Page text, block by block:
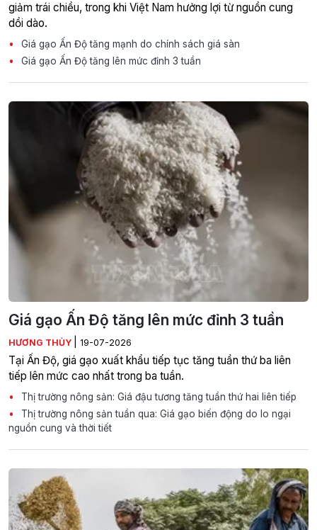
giảm trái chiều, trong khi Việt Nam hưởng lợi từ nguồn cung
dồi dào.
Giá gạo Ấn Độ tăng mạnh do chính sách giá sàn
Giá gạo Ấn Độ tăng lên mức đỉnh 3 tuần
Giá gạo Ấn Độ tăng lên mức đỉnh 3 tuần
HƯƠNG THỦY 19-07-2026
Tại Ấn Độ, giá gạo xuất khẩu tiếp tục tăng tuần thứ ba liên
tiếp lên mức cao nhất trong ba tuần.
Thị trường nông sản: Giá đậu tương tăng tuần thứ hai liên tiếp
Thị trường nông sản tuần qua: Giá gạo biến động do lo ngại
nguồn cung và thời tiết